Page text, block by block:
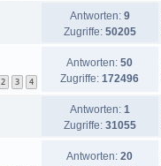
Antworten: 9
Zugriffe: 50205
2 3 4
Antworten: 50
Zugriffe: 172496
Antworten: 1
Zugriffe: 31055
Antworten: 20